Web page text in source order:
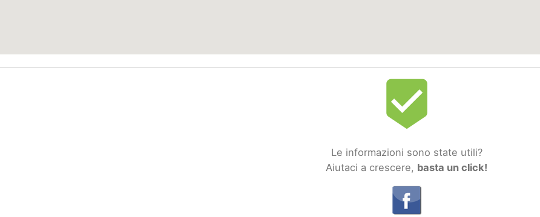
beenhere
Le informazioni sono state utili?
Aiutaci a crescere, basta un click!